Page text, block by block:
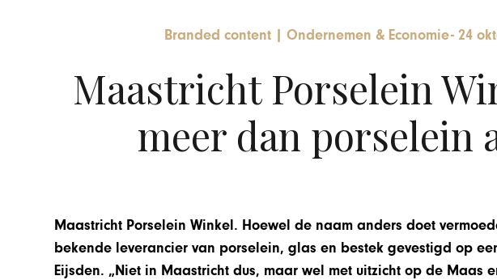
Branded content | Ondernemen & Economie-24
Maastricht Porselein
meer dan porselein
Maastricht Porselein Winkel. Hoewel de naam anders doet
bekende leverancier van porselein, glas en bestek gevestigd op
Eijsden. „Niet in Maastricht dus, maar wel met uitzicht op de Maas